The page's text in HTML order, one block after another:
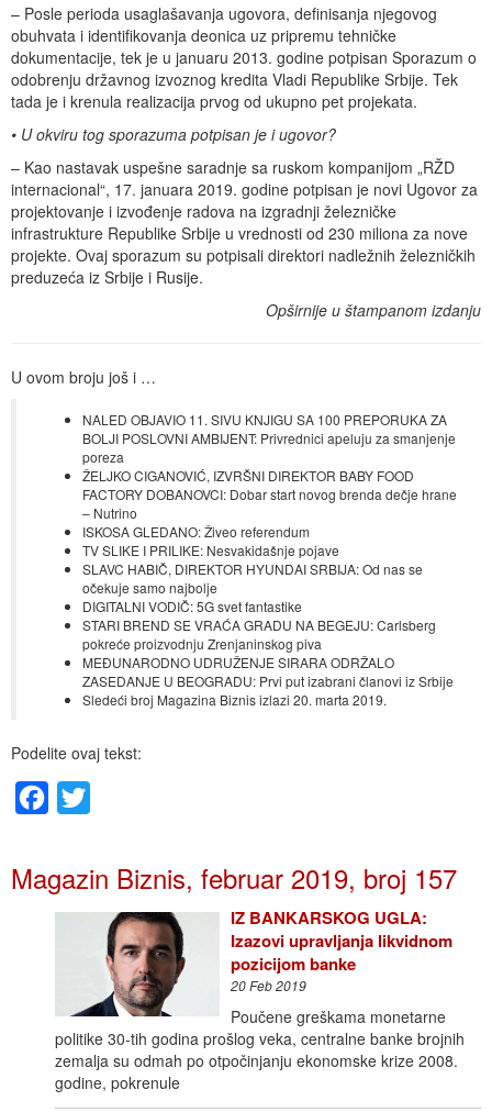
– Posle perioda usaglašavanja ugovora, definisanja njegovog
obuhvata i identifikovanja deonica uz pripremu tehničke
dokumentacije, tek je u januaru 2013. godine potpisan Sporazum o
odobrenju državnog izvoznog kredita Vladi Republike Srbije. Tek
tada je i krenula realizacija prvog od ukupno pet projekata.
• U okviru tog sporazuma potpisan je i ugovor?
– Kao nastavak uspešne saradnje sa ruskom kompanijom „RŽD
internacional“, 17. januara 2019. godine potpisan je novi Ugovor za
projektovanje i izvođenje radova na izgradnji železničke
infrastrukture Republike Srbije u vrednosti od 230 miliona za nove
projekte. Ovaj sporazum su potpisali direktori nadležnih železničkih
preduzeća iz Srbije i Rusije.
Opširnije u štampanom izdanju
U ovom broju još i …
NALED OBJAVIO 11. SIVU KNJIGU SA 100 PREPORUKA ZA
BOLJI POSLOVNI AMBIJENT: Privrednici apeluju za smanjenje
poreza
ŽELJKO CIGANOVIĆ, IZVRŠNI DIREKTOR BABY FOOD
FACTORY DOBANOVCI: Dobar start novog brenda dečje hrane
– Nutrino
ISKOSA GLEDANO: Živeo referendum
TV SLIKE I PRILIKE: Nesvakidašnje pojave
SLAVC HABIČ, DIREKTOR HYUNDAI SRBIJA: Od nas se
očekuje samo najbolje
DIGITALNI VODIČ: 5G svet fantastike
STARI BREND SE VRAĆA GRADU NA BEGEJU: Carlsberg
pokreće proizvodnju Zrenjaninskog piva
MEĐUNARODNO UDRUŽENJE SIRARA ODRŽALO
ZASEDANJE U BEOGRADU: Prvi put izabrani članovi iz Srbije
Sledeći broj Magazina Biznis izlazi 20. marta 2019.
Podelite ovaj tekst:
Facebook
Magazin Biznis, februar 2019, broj 157
IZ BANKARSKOG UGLA:
Izazovi upravljanja likvidnom
pozicijom banke
20 Feb 2019
Poučene greškama monetarne
politike 30-tih godina prošlog veka, centralne banke brojnih
zemalja su odmah po otpočinjanju ekonomske krize 2008.
godine, pokrenule